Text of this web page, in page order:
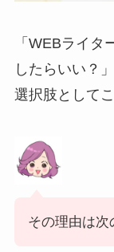
「WEBライ
したらいい？
選択肢として
その理由は次